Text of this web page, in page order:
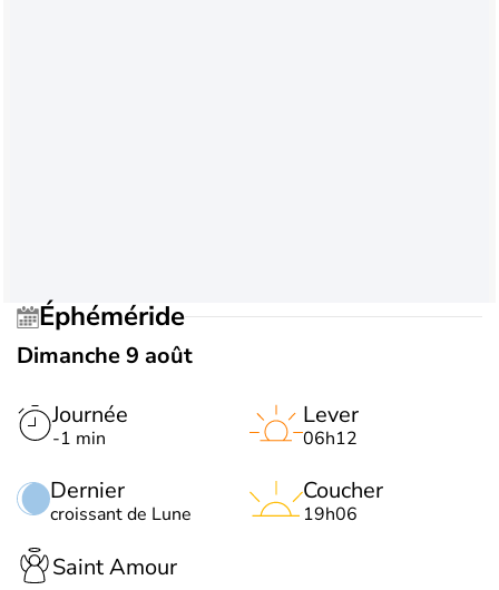
Éphéméride
Dimanche 9 août
Journée
-1 min
Dernier
croissant de Lune
Lever
06h12
Coucher
19h06
Saint Amour